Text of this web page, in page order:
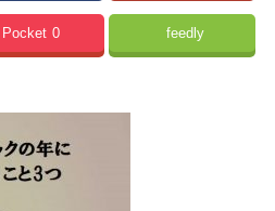
Pocket 0 feedly